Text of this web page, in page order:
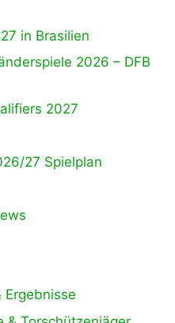
in Brasilien
2026 – DFB
2027
27 Spielplan
Ergebnisse